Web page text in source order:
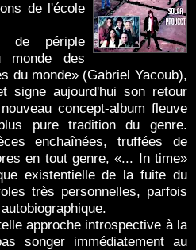
de l'école
de périple
monde des
du monde» (Gabriel Yacoub),
signe aujourd'hui son retour
concept-album fleuve
pure tradition du genre.
enchaînées, truffées de
en tout genre, «... In time»
existentielle de la fuite du
très personnelles, parfois
approche introspective à la
songer immédiatement au